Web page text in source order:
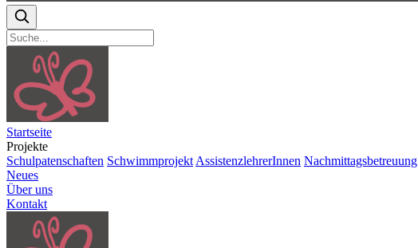
Startseite
Projekte
Schulpatenschaften Schwimmprojekt AssistenzlehrerInnen Nachmittagsbetreuung
Neues
Über uns
Kontakt